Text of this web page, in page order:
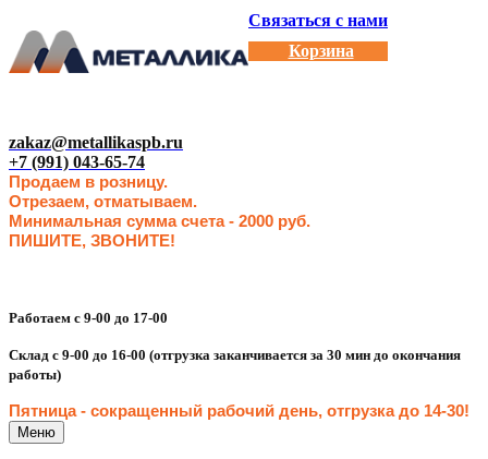
Связаться с нами
Корзина
zakaz@metallikaspb.ru
+7 (991) 043-65-74
Продаем в розницу.
Отрезаем, отматываем.
Минимальная сумма счета - 2000 руб.
ПИШИТЕ, ЗВОНИТЕ!
Работаем с 9-00 до 17-00
Склад с 9-00 до 16-00 (отгрузка заканчивается за 30 мин до окончания
работы)
Пятница - сокращенный рабочий день, отгрузка до 14-30!
Меню